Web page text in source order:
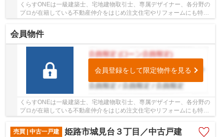
くらすONEは一級建築士、宅地建物取引士、専属デザイナー、各分野の
プロが在籍している不動産仲介をはじめ注文住宅やリフォームにも特化
しているお店です♪住まいに関する事は何でも気...
会員物件
会員登録をして限定物件を見る
くらすONEは一級建築士、宅地建物取引士、専属デザイナー、各分野の
プロが在籍している不動産仲介をはじめ注文住宅やリフォームにも特化
しているお店です♪住まいに関する事は何でも気...
売買 | 中古一戸建
姫路市城見台３丁目／中古戸建